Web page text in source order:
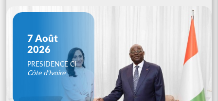
7 Août
2026
PRESIDENCE CI
Côte d'Ivoire